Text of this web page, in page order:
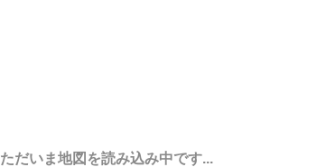
ただいま地図を読み込み中です...